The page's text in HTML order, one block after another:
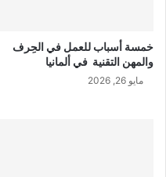
خمسة أسباب للعمل في الحِرف
والمهن التقنية في ألمانيا
مايو 26, 2026